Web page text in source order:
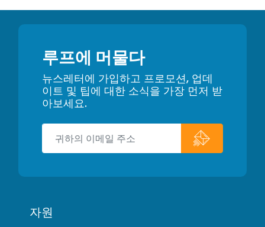
루프에 머물다
뉴스레터에 가입하고 프로모션, 업데
이트 및 팁에 대한 소식을 가장 먼저 받
아보세요.
자원